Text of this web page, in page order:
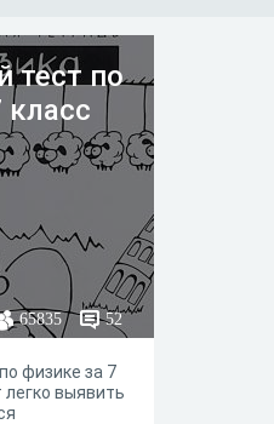
тест по
класс
65835 52
физике за 7
легко выявить